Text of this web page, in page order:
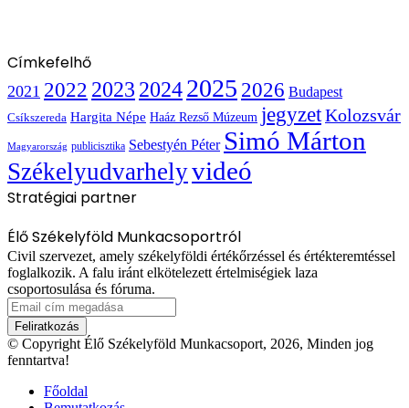
Címkefelhő
2021 2022 2023 20242025 2026 Budapest
Csíkszereda Hargita Népe Haáz Rezső Múzeum jegyzetKolozsvár
Magyarország publicisztika Sebestyén Péter Simó Márton
Székelyudvarhelyvideó
Stratégiai partner
Élő Székelyföld Munkacsoportról
Civil szervezet, amely székelyföldi értékőrzéssel és értékteremtéssel
foglalkozik. A falu iránt elkötelezett értelmiségiek laza
csoportosulása és fóruma.
Email
cím
megadása
© Copyright Élő Székelyföld Munkacsoport, 2026, Minden jog
fenntartva!
Főoldal